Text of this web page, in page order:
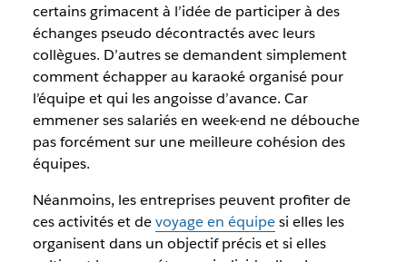
certains grimacent à l’idée de participer à des
échanges pseudo décontractés avec leurs
collègues. D’autres se demandent simplement
comment échapper au karaoké organisé pour
l’équipe et qui les angoisse d’avance. Car
emmener ses salariés en week-end ne débouche
pas forcément sur une meilleure cohésion des
équipes.
Néanmoins, les entreprises peuvent profiter de
ces activités et devoyage en équipesi elles les
organisent dans un objectif précis et si elles